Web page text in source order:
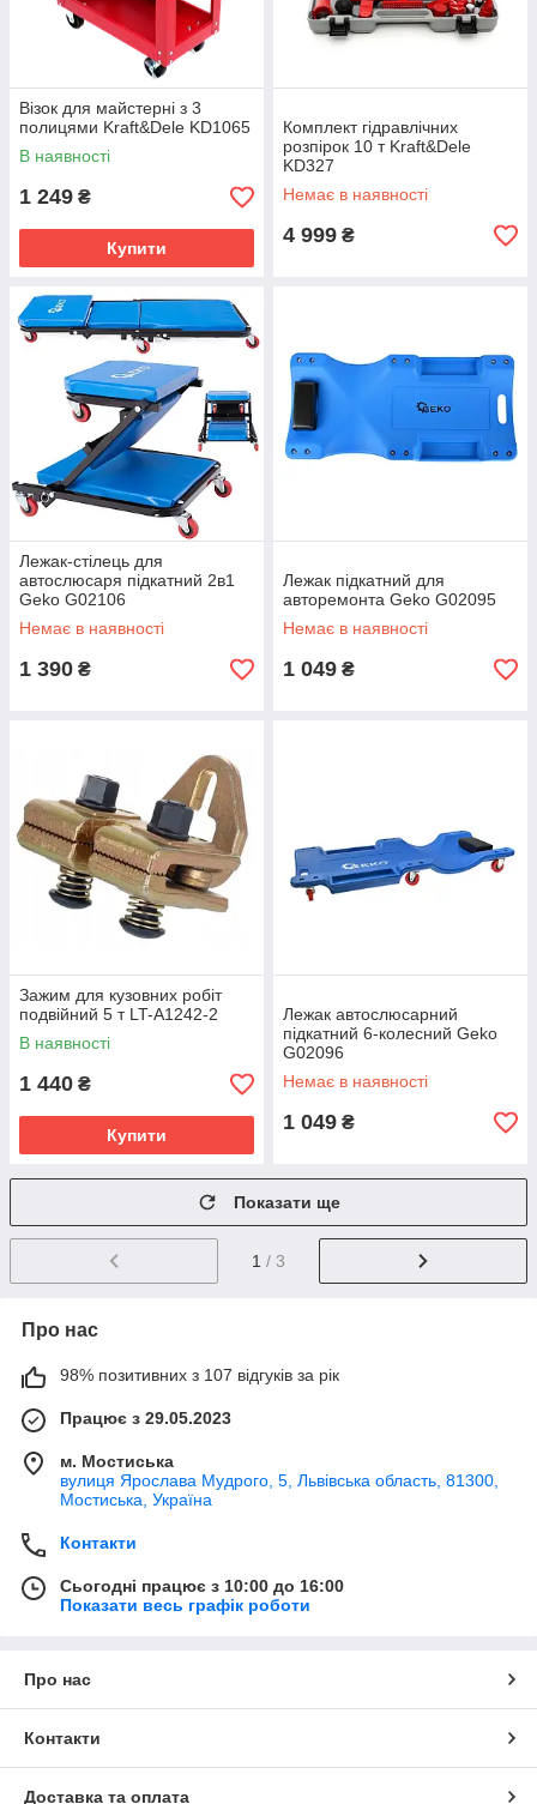
Візок для майстерні з 3
полицями Kraft&Dele KD1065
В наявності
1 249 ₴
Купити
Комплект гідравлічних
розпірок 10 т Kraft&Dele
KD327
Немає в наявності
4 999 ₴
Лежак-стілець для
автослюсаря підкатний 2в1
Geko G02106
Немає в наявності
1 390 ₴
Лежак підкатний для
авторемонта Geko G02095
Немає в наявності
1 049 ₴
Зажим для кузовних робіт
подвійний 5 т LT-A1242-2
В наявності
1 440 ₴
Купити
Лежак автослюсарний
підкатний 6-колесний Geko
G02096
Немає в наявності
1 049 ₴
Показати ще
1 / 3
Про нас
98% позитивних з 107 відгуків за рік
Працює з 29.05.2023
м. Мостиська
вулиця Ярослава Мудрого, 5, Львівська область, 81300,
Мостиська, Україна
Контакти
Сьогодні працює з 10:00 до 16:00
Показати весь графік роботи
Про нас
Контакти
Доставка та оплата